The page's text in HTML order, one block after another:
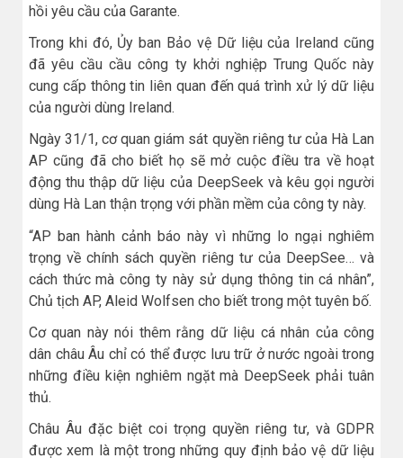
hồi yêu cầu của Garante.
Trong khi đó, Ủy ban Bảo vệ Dữ liệu của Ireland cũng
đã yêu cầu cầu công ty khởi nghiệp Trung Quốc này
cung cấp thông tin liên quan đến quá trình xử lý dữ liệu
của người dùng Ireland.
Ngày 31/1, cơ quan giám sát quyền riêng tư của Hà Lan
AP cũng đã cho biết họ sẽ mở cuộc điều tra về hoạt
động thu thập dữ liệu của DeepSeek và kêu gọi người
dùng Hà Lan thận trọng với phần mềm của công ty này.
“AP ban hành cảnh báo này vì những lo ngại nghiêm
trọng về chính sách quyền riêng tư của DeepSee… và
cách thức mà công ty này sử dụng thông tin cá nhân”,
Chủ tịch AP, Aleid Wolfsen cho biết trong một tuyên bố.
Cơ quan này nói thêm rằng dữ liệu cá nhân của công
dân châu Âu chỉ có thể được lưu trữ ở nước ngoài trong
những điều kiện nghiêm ngặt mà DeepSeek phải tuân
thủ.
Châu Âu đặc biệt coi trọng quyền riêng tư, và GDPR
được xem là một trong những quy định bảo vệ dữ liệu